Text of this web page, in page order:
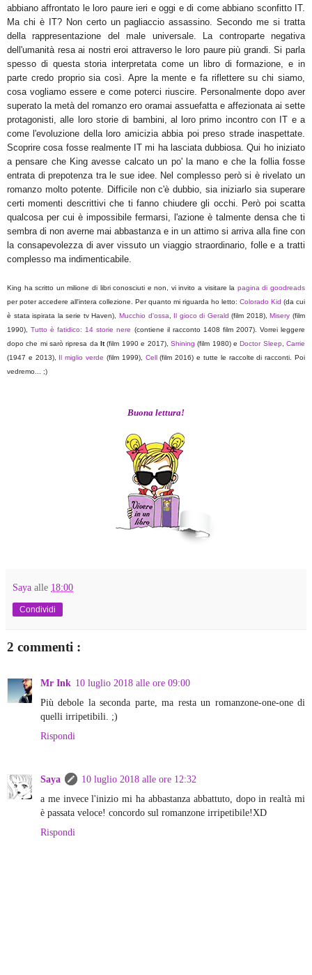
abbiano affrontato le loro paure ieri e oggi e di come abbiano sconfitto IT.
Ma chi è IT? Non certo un pagliaccio assassino. Secondo me si tratta
della rappresentazione del male universale. La controparte negativa
dell'umanità resa ai nostri eroi attraverso le loro paure più grandi. Si parla
spesso di questa storia interpretata come un libro di formazione, e in
parte credo proprio sia così. Apre la mente e fa riflettere su chi siamo,
cosa vogliamo essere e come poterci riuscire. Personalmente dopo aver
superato la metà del romanzo ero oramai assuefatta e affezionata ai sette
protagonisti, alle loro storie di bambini, al loro primo incontro con IT e a
come l'evoluzione della loro amicizia abbia poi preso strade inaspettate.
Scoprire cosa fosse realmente IT mi ha lasciata dubbiosa. Qui ho iniziato
a pensare che King avesse calcato un po' la mano e che la follia fosse
entrata di prepotenza tra le sue idee. Nel complesso però si è rivelato un
romanzo molto potente. Difficile non c'è dubbio, sia iniziarlo sia superare
certi momenti descrittivi che ti fanno chiudere gli occhi. Però poi scatta
qualcosa per cui è impossibile fermarsi, l'azione è talmente densa che ti
sembra di non averne mai abbastanza e in un attimo si arriva alla fine con
la consapevolezza di aver vissuto un viaggio straordinario, folle e a tratti
complesso ma indimenticabile.
King ha scritto un milione di libri conosciuti e non, vi invito a visitare la pagina di goodreads
per poter accedere all'intera collezione. Per quanto mi riguarda ho letto: Colorado Kid (da cui
è stata ispirata la serie tv Haven), Mucchio d'ossa Il gioco di Gerald (film 2018),Misery (film
1990),Tutto è fatidico: 14 storie nere (contiene il racconto 1408 film 2007). Vorrei leggere
dopo che mi sarò ripresa daIt(film 1990 e 2017), Shining (film 1980) eDoctor Sleep,Carrie
(1947 e 2013), Il miglio verde (film 1999), Cell(film 2016) e tutte le raccolte di racconti. Poi
vedremo... ;)
Buona lettura!
Saya alle 18:00
Condividi
2 commenti :
Mr Ink 10 luglio 2018 alle ore 09:00
Più debole la seconda parte, ma resta un romanzone-one-one di
quelli irripetibili. ;)
Rispondi
Saya
10 luglio 2018 alle ore 12:32
a me invece l'inizio mi ha abbastanza abbattuto, dopo in realtà mi
è passata veloce! concordo sul romanzone irripetibile!XD
Rispondi